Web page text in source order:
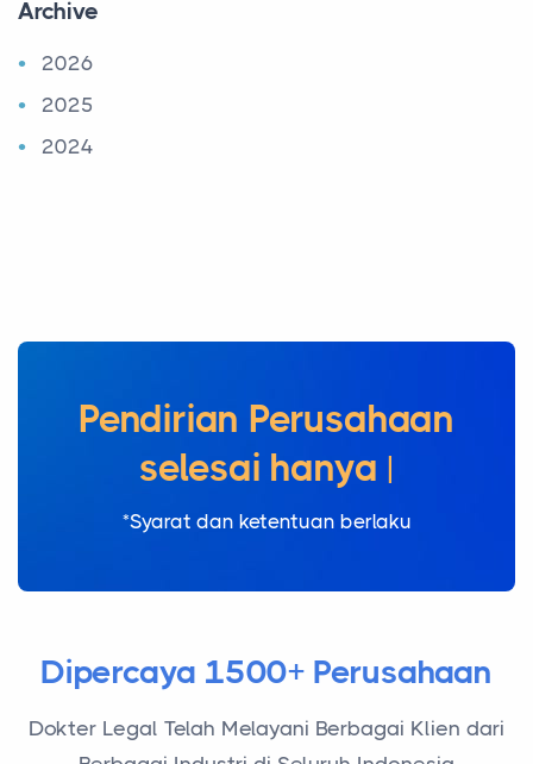
Archive
2026
2025
2024
Pendirian Perusahaan
se
*Syarat dan ketentuan berlaku
Dipercaya 1500+ Perusahaan
Dokter Legal Telah Melayani Berbagai Klien dari